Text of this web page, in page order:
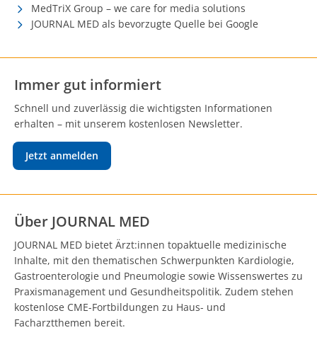
MedTriX Group – we care for media solutions
JOURNAL MED als bevorzugte Quelle bei Google
Immer gut informiert
Schnell und zuverlässig die wichtigsten Informationen
erhalten – mit unserem kostenlosen Newsletter.
Jetzt anmelden
Über JOURNAL MED
JOURNAL MED bietet Ärzt:innen topaktuelle medizinische
Inhalte, mit den thematischen Schwerpunkten Kardiologie,
Gastroenterologie und Pneumologie sowie Wissenswertes zu
Praxismanagement und Gesundheitspolitik. Zudem stehen
kostenlose CME-Fortbildungen zu Haus- und
Facharztthemen bereit.